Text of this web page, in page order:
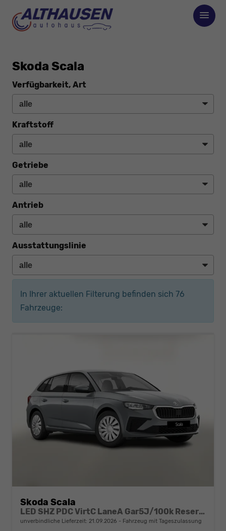
Skoda Scala
Verfügbarkeit, Art
Kraftstoff
Getriebe
Antrieb
Ausstattungslinie
In Ihrer aktuellen Filterung befinden sich 76
Fahrzeuge:
Skoda Scala
LED SHZ PDC VirtC LaneA Gar5J/100k Reserve
unverbindliche Lieferzeit: 21.09.2026 Fahrzeug mit Tageszulassung